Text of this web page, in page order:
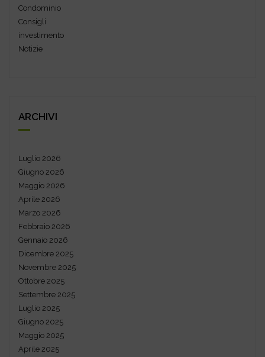
Condominio
Consigli
investimento
Notizie
ARCHIVI
Luglio 2026
Giugno 2026
Maggio 2026
Aprile 2026
Marzo 2026
Febbraio 2026
Gennaio 2026
Dicembre 2025
Novembre 2025
Ottobre 2025
Settembre 2025
Luglio 2025
Giugno 2025
Maggio 2025
Aprile 2025